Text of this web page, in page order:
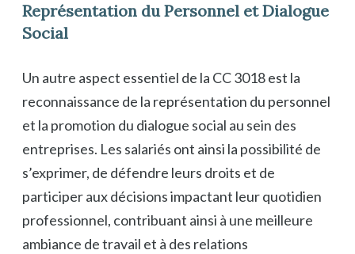
Représentation du Personnel et Dialogue
Social
Un autre aspect essentiel de la CC 3018 est la
reconnaissance de la représentation du personnel
et la promotion du dialogue social au sein des
entreprises. Les salariés ont ainsi la possibilité de
s’exprimer, de défendre leurs droits et de
participer aux décisions impactant leur quotidien
professionnel, contribuant ainsi à une meilleure
ambiance de travail et à des relations